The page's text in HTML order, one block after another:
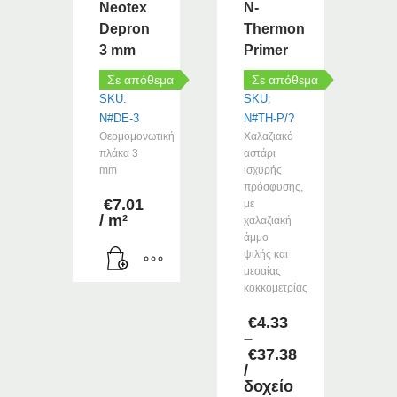
επιλεγούν
προϊόντος
Neotex
Depron
3 mm
Σε απόθεμα
SKU:
N#DE-3
Θερμομονωτική
πλάκα 3
mm
€7.01
/ m²
N-
Thermon
Primer
Σε απόθεμα
SKU:
N#TH-P/?
Χαλαζιακό
αστάρι
ισχυρής
πρόσφυσης,
με
χαλαζιακή
άμμο
ψιλής και
μεσαίας
κοκκομετρίας
€4.33
–
€37.38
Price
range:
/
δοχείο